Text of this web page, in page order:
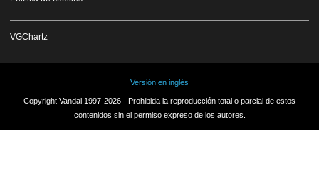
VGChartz
Versión en inglés
Copyright Vandal 1997-2026 - Prohibida la reproducción total o parcial de estos
contenidos sin el permiso expreso de los autores.